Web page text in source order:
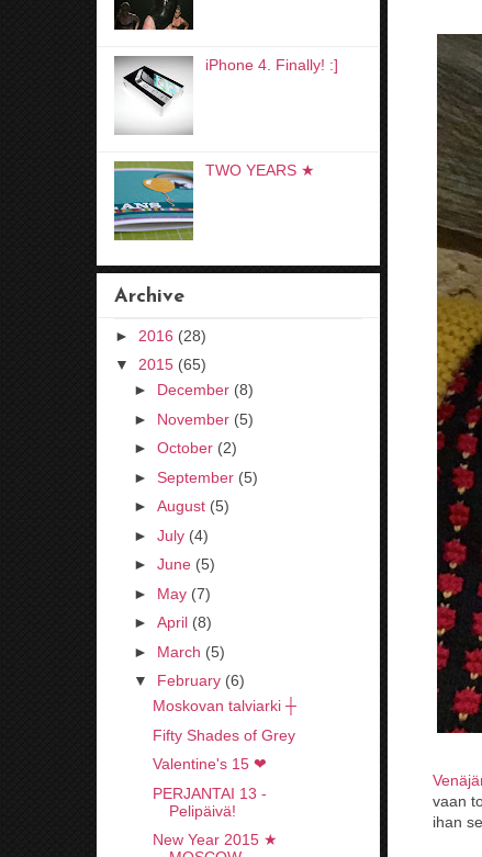
vaan
ihan
iPhone 4. Finally! :]
TWO YEARS ★
Archive
► 2016 (28)
▼
2015 (65)
► December (8)
► November (5)
► October (2)
► September (5)
► August (5)
► July (4)
► June (5)
► May (7)
► April (8)
► March (5)
▼
February (6)
Moskovan talviarki ┼
Fifty Shades of Grey
Valentine's 15 ❤
PERJANTAI 13 -
Pelipäivä!
New Year 2015 ★